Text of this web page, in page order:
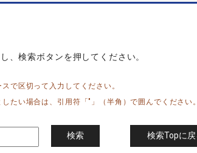
、検索ボタンを押してください。
で区切って入力してください。
たい場合は、引用符「"」（半角）で囲んでください。